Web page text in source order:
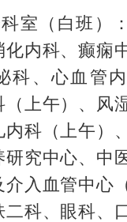
室（白班）
化内科、癫痫
科、心血管
上午）、风
科（上午）
研究中心、中
入血管中心
二科、眼科、